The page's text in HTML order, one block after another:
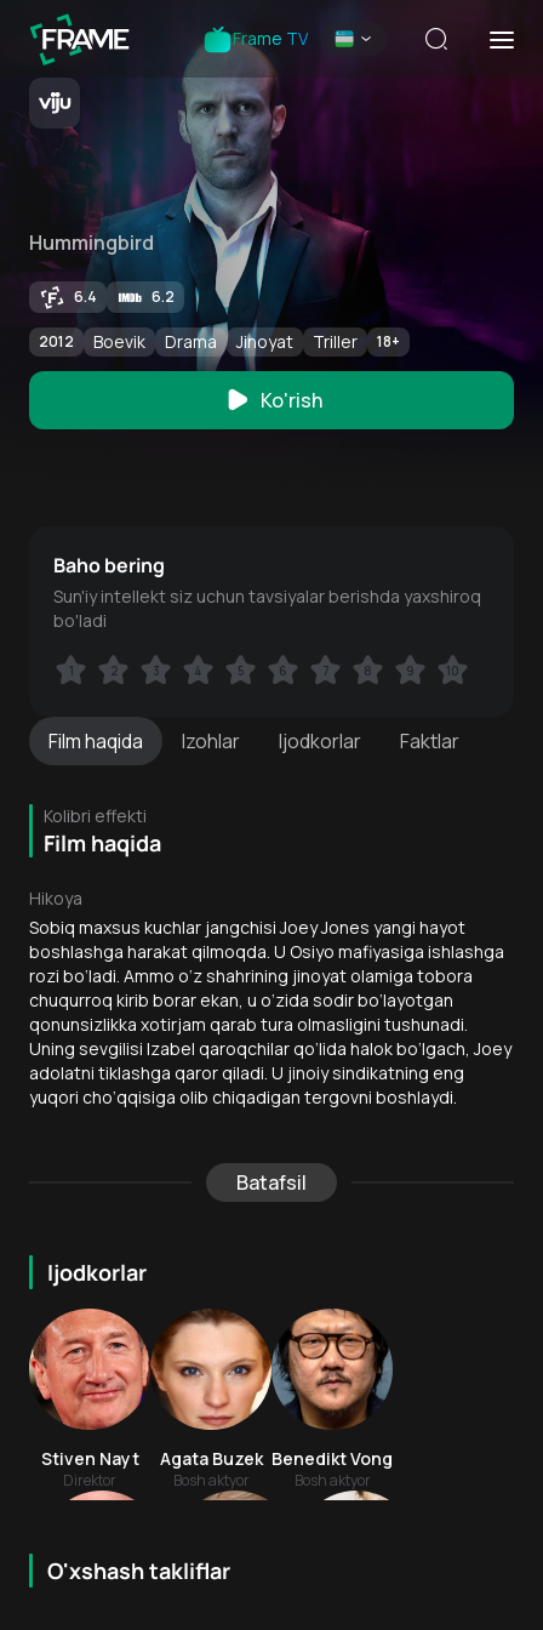
Frame TV
Hummingbird
6.4 6.2
2012 Boevik Drama Jinoyat Triller 18+
Ko'rish
Filmhaqida Izohlar Ijodkorlar Faktlar
Kolibri effekti
Film haqida
Hikoya
Sobiq maxsus kuchlar jangchisi Joey Jones yangi hayot
boshlashga harakat qilmoqda. U Osiyo mafiyasiga ishlashga
rozi bo‘ladi. Ammo o‘z shahrining jinoyat olamiga tobora
chuqurroq kirib borar ekan, u o‘zida sodir bo‘layotgan
qonunsizlikka xotirjam qarab tura olmasligini tushunadi.
Uning sevgilisi Izabel qaroqchilar qo‘lida halok bo‘lgach, Joey
adolatni tiklashga qaror qiladi. U jinoiy sindikatning eng
yuqori cho‘qqisiga olib chiqadigan tergovni boshlaydi.
Batafsil
Ijodkorlar
Stiven Nayt
Direktor
Agata Buzek
Bosh aktyor
Benedikt Vong
Bosh aktyor
Baho bering
Sun'iy intellekt siz uchun tavsiyalar berishda yaxshiroq
bo'ladi
1 2 3 4 5 6 7 8 9 10
1 2 3 4 5 6 7 8 9 10
O'xshash takliflar
18 + 6.6